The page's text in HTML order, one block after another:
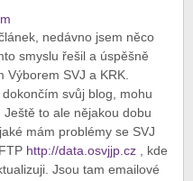
nedávno jsem něco
smyslu řešil a úspěšně
Výborem SVJ a KRK.
svůj blog, mohu
to ale nějakou dobu
mám problémy se SVJ
http://data.osvjjp.cz , kde
Jsou tam emailové